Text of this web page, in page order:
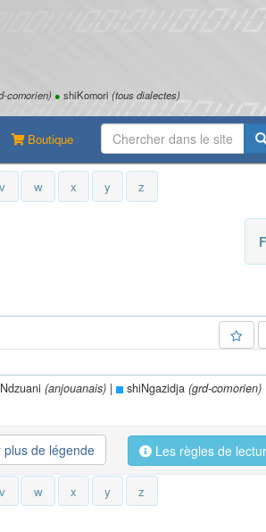
comorien) ● shiKomori (tous dialectes)
Boutique
v w x y z
(anjouanais) | shiNgazidja (grd-comorien)
Les règles de
plus de légende
v w x y z